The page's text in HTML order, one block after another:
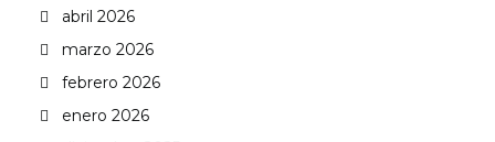
abril 2026
marzo 2026
febrero 2026
enero 2026